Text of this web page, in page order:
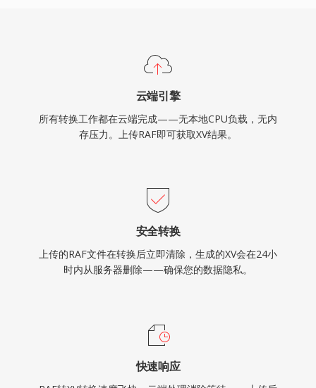
云端引擎
所有转换工作都在云端完成——无本地CPU负载，无内
存压力。上传RAF即可获取XV结果。
安全转换
上传的RAF文件在转换后立即清除，生成的XV会在24小
时内从服务器删除——确保您的数据隐私。
快速响应